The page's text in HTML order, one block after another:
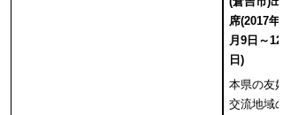
席(2017年4
月9日～12
日)
本県の友好
交流地域の